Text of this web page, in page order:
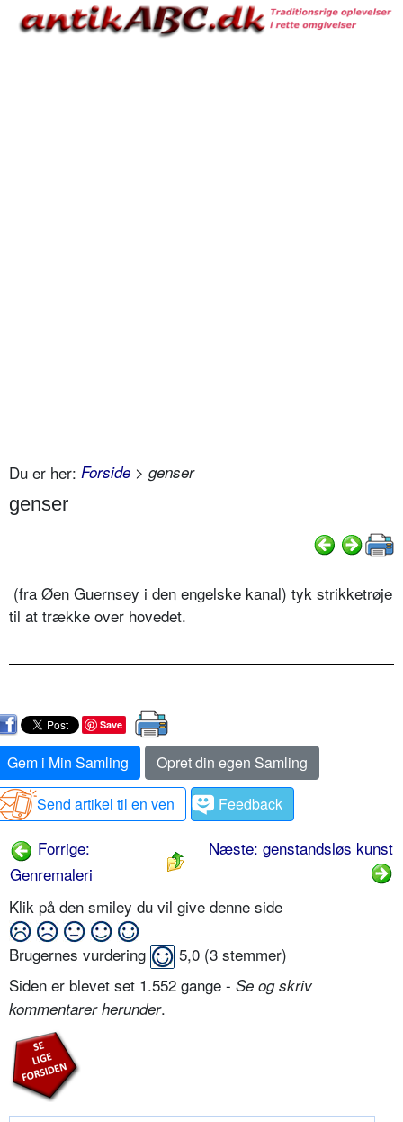
Du er her: Forside > genser
genser
(fra Øen Guernsey i den engelske kanal) tyk strikketrøje
til at trække over hovedet.
Save
Gem i Min Samling
Opret din egen Samling
Send artikel til en ven
Feedback
Forrige:
Genremaleri
Næste: genstandsløs kunst
Klik på den smiley du vil give denne side
Brugernes vurdering 5,0 (3 stemmer)
Siden er blevet set 1.552 gange - Se og skriv
kommentarer herunder.